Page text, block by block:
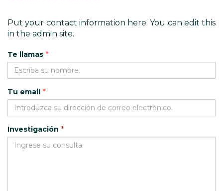
Put your contact information here. You can edit this
in the admin site.
Te llamas *
Tu email *
Investigación *